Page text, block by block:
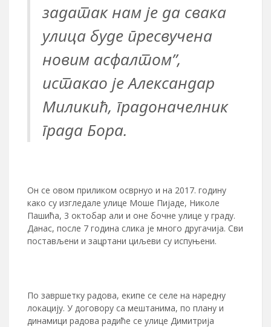
задатак нам је да свака
улица буде пресвучена
новим асфалтом”,
истакао је Александар
Миликић, градоначелник
града Бора.
Он се овом приликом осврнуо и на 2017. годину
како су изгледале улице Моше Пијаде, Николе
Пашића, 3 октобар али и оне бочне улице у граду.
Данас, после 7 година слика је много другачија. Сви
постављени и зацртани циљеви су испуњени.
По завршетку радова, екипе се селе на наредну
локацију. У договору са мештанима, по плану и
динамици радова радиће се улице Димитрија